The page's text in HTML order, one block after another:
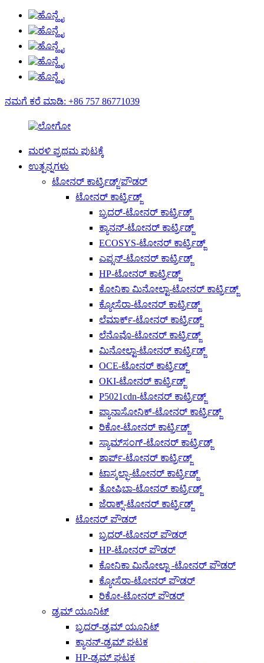
ನಮಗೆ ಕರೆ ಮಾಡಿ: +86 757 86771039
ಮರಳಿ ಪ್ರಥಮ ಪುಟಕ್ಕೆ
ಉತ್ಪನ್ನಗಳು
ಟೋನರ್ ಕಾರ್ಟ್ರಿಡ್ಜ್/ಪೌಡರ್
ಟೋನರ್ ಕಾರ್ಟ್ರಿಡ್ಜ್
ಬ್ರದರ್-ಟೋನರ್ ಕಾರ್ಟ್ರಿಡ್ಜ್
ಕ್ಯಾನನ್-ಟೋನರ್ ಕಾರ್ಟ್ರಿಡ್ಜ್
ECOSYS-ಟೋನರ್ ಕಾರ್ಟ್ರಿಡ್ಜ್
ಎಪ್ಸನ್-ಟೋನರ್ ಕಾರ್ಟ್ರಿಡ್ಜ್
HP-ಟೋನರ್ ಕಾರ್ಟ್ರಿಡ್ಜ್
ಕೋನಿಕಾ ಮಿನೋಲ್ಟಾ-ಟೋನರ್ ಕಾರ್ಟ್ರಿಡ್ಜ್
ಕ್ಯೋಸೆರಾ-ಟೋನರ್ ಕಾರ್ಟ್ರಿಡ್ಜ್
ಲೆಮಾರ್ಕ್-ಟೋನರ್ ಕಾರ್ಟ್ರಿಡ್ಜ್
ಲೆನೊವೊ-ಟೋನರ್ ಕಾರ್ಟ್ರಿಡ್ಜ್
ಮಿನೋಲ್ಟಾ-ಟೋನರ್ ಕಾರ್ಟ್ರಿಡ್ಜ್
OCE-ಟೋನರ್ ಕಾರ್ಟ್ರಿಡ್ಜ್
OKI-ಟೋನರ್ ಕಾರ್ಟ್ರಿಡ್ಜ್
P5021cdn-ಟೋನರ್ ಕಾರ್ಟ್ರಿಡ್ಜ್
ಪ್ಯಾನಾಸೋನಿಕ್-ಟೋನರ್ ಕಾರ್ಟ್ರಿಡ್ಜ್
ರಿಕೋ-ಟೋನರ್ ಕಾರ್ಟ್ರಿಡ್ಜ್
ಸ್ಯಾಮ್‌ಸಂಗ್-ಟೋನರ್ ಕಾರ್ಟ್ರಿಡ್ಜ್
ಶಾರ್ಪ್-ಟೋನರ್ ಕಾರ್ಟ್ರಿಡ್ಜ್
ಟಾಸ್ಕಲ್ಫಾ-ಟೋನರ್ ಕಾರ್ಟ್ರಿಡ್ಜ್
ತೋಷಿಬಾ-ಟೋನರ್ ಕಾರ್ಟ್ರಿಡ್ಜ್
ಜೆರಾಕ್ಸ್-ಟೋನರ್ ಕಾರ್ಟ್ರಿಡ್ಜ್
ಟೋನರ್ ಪೌಡರ್
ಬ್ರದರ್-ಟೋನರ್ ಪೌಡರ್
HP-ಟೋನರ್ ಪೌಡರ್
ಕೋನಿಕಾ ಮಿನೋಲ್ಟಾ -ಟೋನರ್ ಪೌಡರ್
ಕ್ಯೋಸೆರಾ-ಟೋನರ್ ಪೌಡರ್
ರಿಕೋ-ಟೋನರ್ ಪೌಡರ್
ಡ್ರಮ್ ಯೂನಿಟ್
ಬ್ರದರ್-ಡ್ರಮ್ ಯೂನಿಟ್
ಕ್ಯಾನನ್-ಡ್ರಮ್ ಘಟಕ
HP-ಡ್ರಮ್ ಘಟಕ